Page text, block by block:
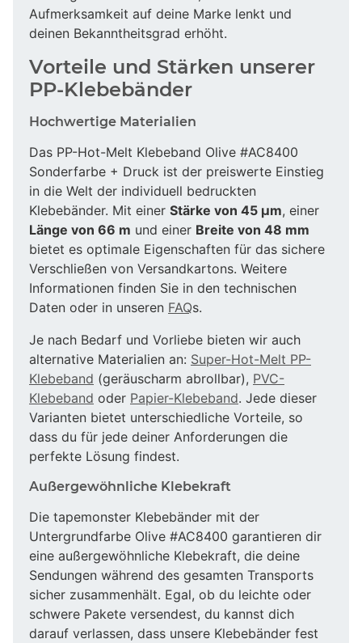
Aufmerksamkeit auf deine Marke lenkt und
deinen Bekanntheitsgrad erhöht.
Vorteile und Stärken unserer
PP-Klebebänder
Hochwertige Materialien
Das PP-Hot-Melt Klebeband Olive #AC8400
Sonderfarbe + Druck ist der preiswerte Einstieg
in die Welt der individuell bedruckten
Klebebänder. Mit einer Stärke von 45 µm, einer
Länge von 66 m und einer Breite von 48 mm
bietet es optimale Eigenschaften für das sichere
Verschließen von Versandkartons. Weitere
Informationen finden Sie in den technischen
Daten oder in unseren FAQs.
Je nach Bedarf und Vorliebe bieten wir auch
alternative Materialien an: Super-Hot-Melt PP-
Klebeband (geräuscharm abrollbar), PVC-
Klebeband oder Papier-Klebeband. Jede dieser
Varianten bietet unterschiedliche Vorteile, so
dass du für jede deiner Anforderungen die
perfekte Lösung findest.
Außergewöhnliche Klebekraft
Die tapemonster Klebebänder mit der
Untergrundfarbe Olive #AC8400 garantieren dir
eine außergewöhnliche Klebekraft, die deine
Sendungen während des gesamten Transports
sicher zusammenhält. Egal, ob du leichte oder
schwere Pakete versendest, du kannst dich
darauf verlassen, dass unsere Klebebänder fest